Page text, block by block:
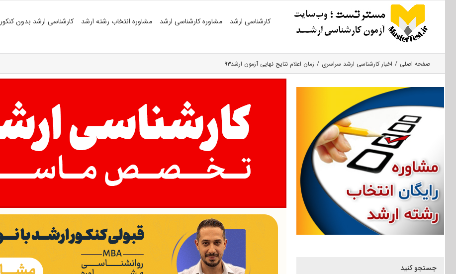
کارشناسی ارشد مشاوره کارشناسی ارشد مشاوره انتخاب رشته ارشد کارشناسی ارشد بدون کنکور
صفحه اصلی اخبار کارشناسی ارشد سراسری زمان اعلام نتایج نهایی آزمون ارشد۹۳
جستجو کنید